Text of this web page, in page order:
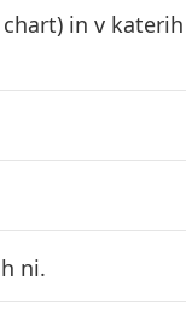
in v
ni.